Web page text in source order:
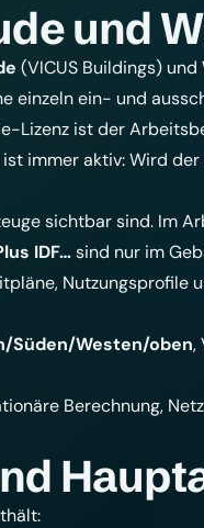
und
(VICUS Buildings) und
einzeln ein- und
Lizenz ist der
immer aktiv: Wird
sichtbar sind. Im
IDF…sind nur im
Nutzungsprofile
Süden/Westen/oben,
Berechnung,